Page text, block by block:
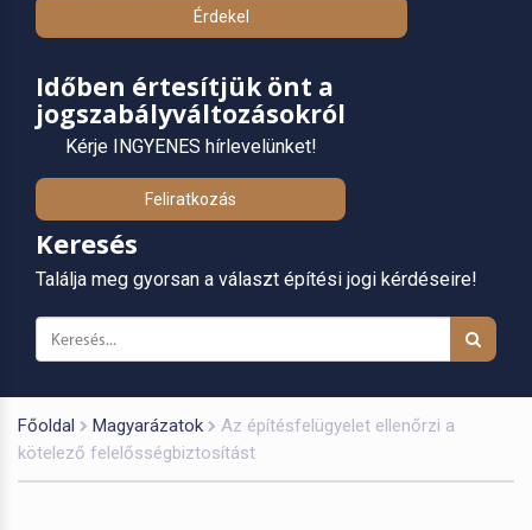
Érdekel
Időben értesítjük önt a
jogszabályváltozásokról
Kérje INGYENES hírlevelünket!
Feliratkozás
Keresés
Találja meg gyorsan a választ építési jogi kérdéseire!
Főoldal Magyarázatok
Az építésfelügyelet ellenőrzi a
kötelező felelősségbiztosítást